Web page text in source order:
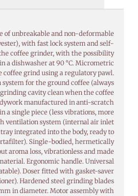
of unbreakable and non-deformable
with fast lock system and self-
coffee grinder, with the possibility
a dishwasher at 90 °C. Micrometric
coffee grind using a regulatory pawl.
system for the ground coffee (always
cavity clean when the coffee
manufactured in anti-scratch
a single piece (less vibrations, more
ventilation system (internal air inlet
integrated into the body, ready to
Single-bodied, hermetically
aroma loss, vibrationless and made
Ergonomic handle. Universal
Doser fitted with gasket-saver
Hardened steel grinding blades
in diameter. Motor assembly with